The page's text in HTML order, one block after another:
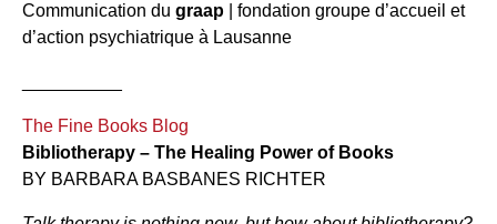
Communication du graap | fondation groupe d’accueil et
d’action psychiatrique à Lausanne
The Fine Books Blog
Bibliotherapy – The Healing Power of Books
BY BARBARA BASBANES RICHTER